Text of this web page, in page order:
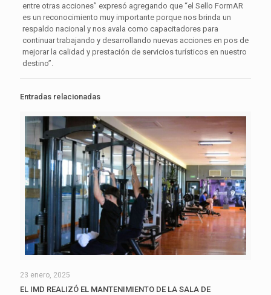
entre otras acciones” expresó agregando que “el Sello FormAR
es un reconocimiento muy importante porque nos brinda un
respaldo nacional y nos avala como capacitadores para
continuar trabajando y desarrollando nuevas acciones en pos de
mejorar la calidad y prestación de servicios turísticos en nuestro
destino”.
Entradas relacionadas
23 enero, 2025
EL IMD REALIZÓ EL MANTENIMIENTO DE LA SALA DE